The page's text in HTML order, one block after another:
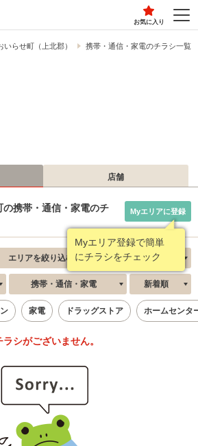
お気に入り
いらせ町（上北郡） 携帯・通信・家電のチラシ一覧
店舗
携帯・通信・家電のチ
Myエリア登録で簡単
にチラシをチェック
Myエリアに登録
エリアを絞り込む
携帯・通信・家電 新着順
家電 ドラッグストア ホームセンタ
シがございません。